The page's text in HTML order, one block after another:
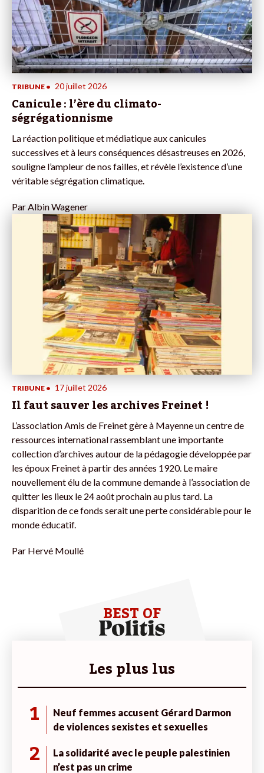
TRIBUNE • 20 juillet 2026
Canicule : l’ère du climato-
ségrégationnisme
La réaction politique et médiatique aux canicules
successives et à leurs conséquences désastreuses en 2026,
souligne l’ampleur de nos failles, et révèle l’existence d’une
véritable ségrégation climatique.
ParAlbin Wagener
TRIBUNE • 17 juillet 2026
Il faut sauver les archives Freinet !
L’association Amis de Freinet gère à Mayenne un centre de
ressources international rassemblant une importante
collection d’archives autour de la pédagogie développée par
les époux Freinet à partir des années 1920. Le maire
nouvellement élu de la commune demande à l’association de
quitter les lieux le 24 août prochain au plus tard. La
disparition de ce fonds serait une perte considérable pour le
monde éducatif.
Par Hervé Moullé
BEST OF
Les plus lus
1
Neuf femmes accusent Gérard Darmon
de violences sexistes et sexuelles
2
La solidarité avec le peuple palestinien
n’est pas un crime